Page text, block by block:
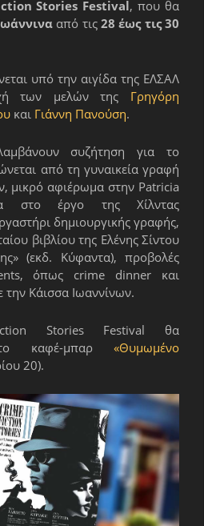
Stories Festival, που θα
από τις28 έως τις 30
υπό την αιγίδα της ΕΛΣΑΛ
των μελών της Γρηγόρη
και Γιάννη Πανούση.
συζήτηση για το
από τη γυναικεία γραφή
μικρό αφιέρωμα στην Patricia
στο έργο της Χίλντας
δημιουργικής γραφής,
βιβλίου της Ελένης Σίντου
(εκδ. Κύφαντα), προβολές
όπως crime dinner και
την Κάισσα Ιωαννίνων.
Stories Festival θα
καφέ-μπαρ «Θυμωμένο
20).